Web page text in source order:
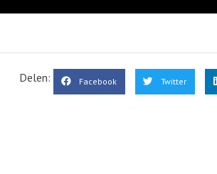
Delen: Facebook Twitter